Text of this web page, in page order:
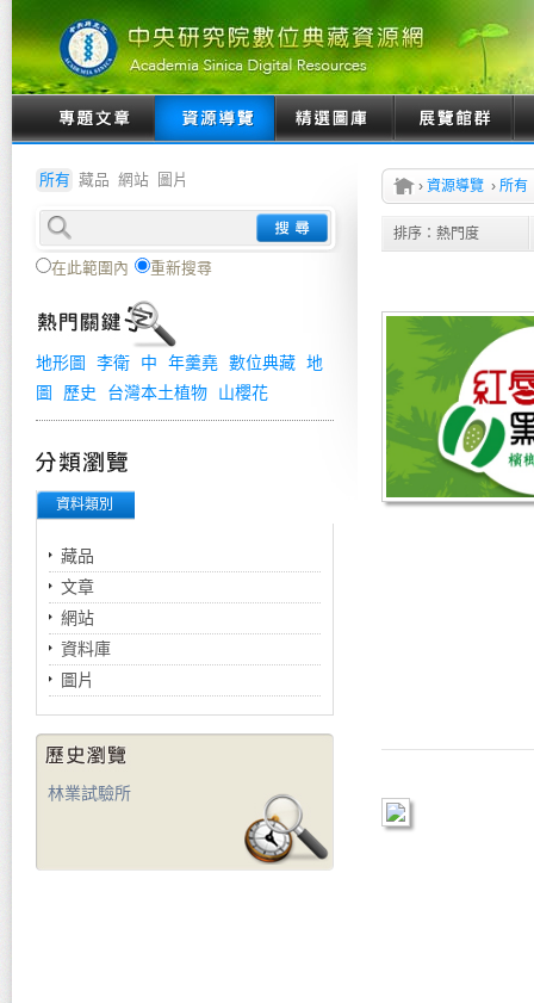
所有 藏品 網站 圖片
在此範圍內 重新搜尋
地形圖 李衛 中 年羹堯 數位典藏 地
圖
歷史 台灣本土植物 山櫻花
資料類別
藏品
文章
網站
資料庫
圖片
林業試驗所
› 資源導覽 › 所有
排序： 熱門度